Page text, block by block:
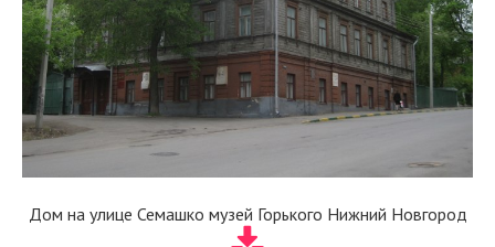
Дом на улице Семашко музей Горького Нижний Новгород